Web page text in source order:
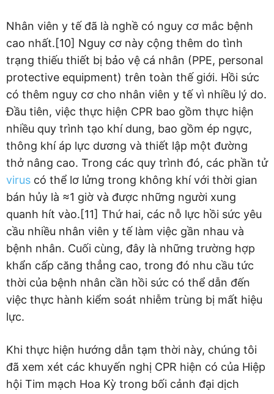
Nhân viên y tế đã là nghề có nguy cơ mắc bệnh
cao nhất.[10] Nguy cơ này cộng thêm do tình
trạng thiếu thiết bị bảo vệ cá nhân (PPE, personal
protective equipment) trên toàn thế giới. Hồi sức
có thêm nguy cơ cho nhân viên y tế vì nhiều lý do.
Đầu tiên, việc thực hiện CPR bao gồm thực hiện
nhiều quy trình tạo khí dung, bao gồm ép ngực,
thông khí áp lực dương và thiết lập một đường
thở nâng cao. Trong các quy trình đó, các phần tử
virus có thể lơ lửng trong không khí với thời gian
bán hủy là ≈1 giờ và được những người xung
quanh hít vào.[11] Thứ hai, các nỗ lực hồi sức yêu
cầu nhiều nhân viên y tế làm việc gần nhau và
bệnh nhân. Cuối cùng, đây là những trường hợp
khẩn cấp căng thẳng cao, trong đó nhu cầu tức
thời của bệnh nhân cần hồi sức có thể dẫn đến
việc thực hành kiểm soát nhiễm trùng bị mất hiệu
lực.
Khi thực hiện hướng dẫn tạm thời này, chúng tôi
đã xem xét các khuyến nghị CPR hiện có của Hiệp
hội Tim mạch Hoa Kỳ trong bối cảnh đại dịch